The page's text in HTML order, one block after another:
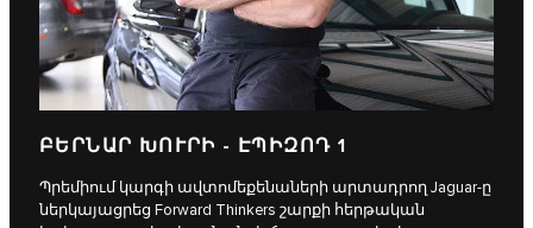
ԲԵՐՆԱՐ ԽՈՒՐԻ - ԷՊԻԶՈԴ 1
Պրեմիում կարգի ավտոմեքենաների արտադրող Jaguar-ը
ներկայացրեց Forward Thinkers շարքի հերթական